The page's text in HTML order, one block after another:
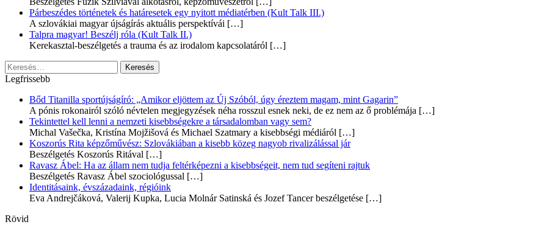
Párbeszédes történetek és határesetek egy nyitott médiatérben (Kult Talk III.)
A szlovákiai magyar újságírás aktuális perspektívái […]
Talpra magyar! Beszélj róla (Kult Talk II.)
Kerekasztal-beszélgetés a trauma és az irodalom kapcsolatáról […]
Keresés:
Legfrissebb
Bőd Titanilla sportújságíró: „Amikor eljöttem az Új Szóból, úgy éreztem magam, mint Gagarin”
A pónis rokonairól szóló névtelen megjegyzések néha rosszul esnek neki, de ez nem az ő problémája […]
Tekintettel kell lenni a nemzeti kisebbségekre a társadalomban vagy sem?
Michal Vašečka, Kristína Mojžišová és Michael Szatmary a kisebbségi médiáról […]
Koszorús Rita képzőművész: Szlovákiában a kisebb közeg nagyob rivalizálással jár
Beszélgetés Koszorús Ritával […]
Ravasz Ábel: Ha az állam nem tudja feltérképezni a kisebbségeit, nem tud segíteni rajtuk
Beszélgetés Ravasz Ábel szociológussal […]
Identitásaink, évszázadaink, régióink
Eva Andrejčáková, Valerij Kupka, Lucia Molnár Satinská és Jozef Tancer beszélgetése […]
Rövid